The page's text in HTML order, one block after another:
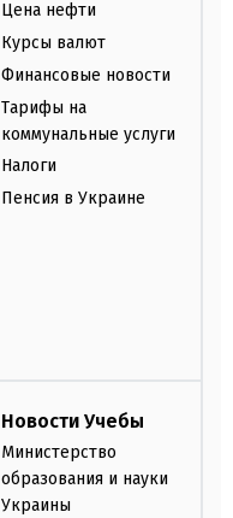
Цена нефти
Курсы валют
Финансовые новости
Тарифы на
коммунальные услуги
Налоги
Пенсия в Украине
Новости Учебы
Министерство
образования и науки
Украины